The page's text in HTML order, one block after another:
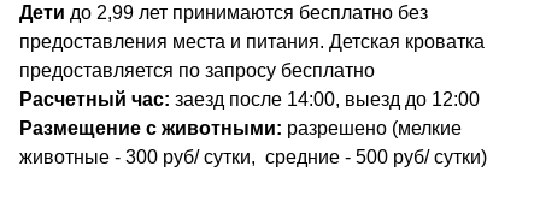
Дети до 2,99 лет принимаются бесплатно без
предоставления места и питания. Детская кроватка
предоставляется по запросу бесплатно
Расчетный час: заезд после 14:00, выезд до 12:00
Размещение с животными: разрешено​ (мелкие
животные - 300 руб/ сутки, средние - 500 руб/ сутки)